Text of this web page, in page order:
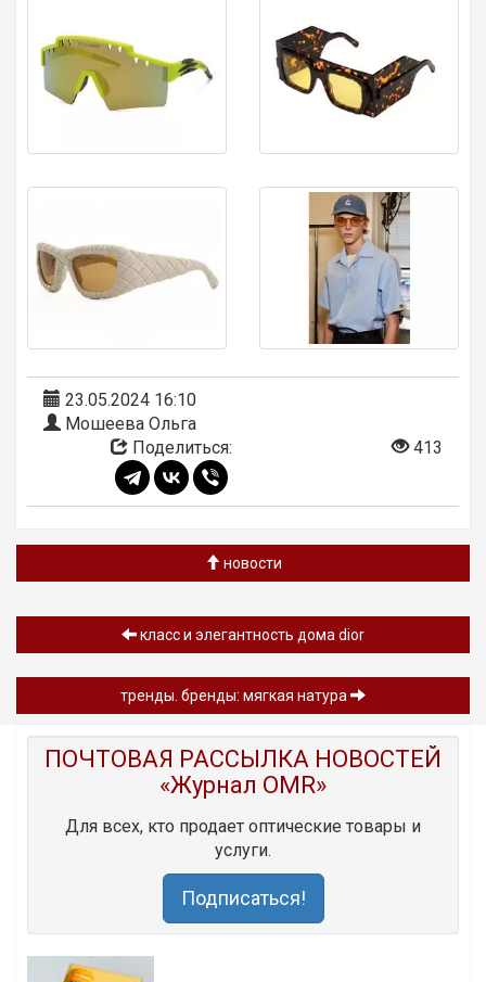
23.05.2024 16:10
Мошеева Ольга
Поделиться:
413
новости
класс и элегантность дома dior
тренды. бренды: мягкая натура
ПОЧТОВАЯ РАССЫЛКА НОВОСТЕЙ
«Журнал OMR»
Для всех, кто продает оптические товары и
услуги.
Подписаться!